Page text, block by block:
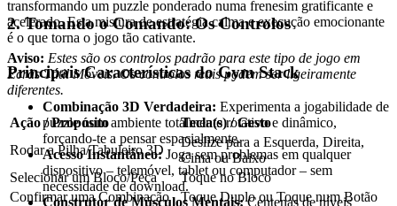
transformando um puzzle ponderado numa frenesim gratificante e
acelerado. Esta mistura de estratégia calma e execução emocionante
é o que torna o jogo tão cativante.
Principais Características do Gym Stack
Combinação 3D Verdadeira: Experimenta a jogabilidade de
puzzle num ambiente totalmente rotativo e dinâmico,
forçando-te a pensar espacialmente.
Acesso Instantâneo:Joga sem problemas em qualquer
dispositivo – telemóvel, tablet ou computador – sem
necessidade de download.
Construtor de Músculos Mentais:Centenas de níveis
2. Tomando o Comando: Os Controlos
Aviso: Estes são os controlos padrão para este tipo de jogo em
Ecrãs Tátil Móveis. Os controlos reais podem ser ligeiramente
diferentes.
Ação / Propósito
Tecla(s) / Gesto
Rodar a Pilha/Tabuleiro 3D
Deslize para a Esquerda, Direita,
Cima ou Baixo
Selecionar um Bloco/Peça
Toque no Bloco
Confirmar uma Combinação
Toque Duplo ou Toque num Botão